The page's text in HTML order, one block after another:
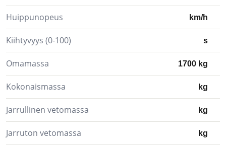
Huippunopeus km/h
Kiihtyvyys (0-100) s
Omamassa 1700 kg
Kokonaismassa kg
Jarrullinen vetomassa kg
Jarruton vetomassa kg